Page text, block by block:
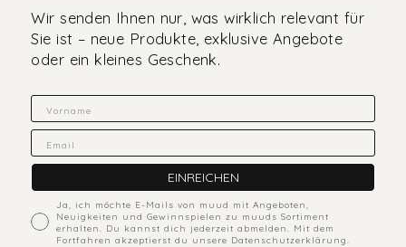
Wir senden Ihnen nur, was wirklich relevant für
Sie ist – neue Produkte, exklusive Angebote
oder ein kleines Geschenk.
Fornavn
Email
EINREICHEN
ACcepts marketing
Ja, ich möchte E-Mails von muud mit Angeboten,
Neuigkeiten und Gewinnspielen zu muuds Sortiment
erhalten. Du kannst dich jederzeit abmelden. Mit dem
Fortfahren akzeptierst du unsere Datenschutzerklärung.